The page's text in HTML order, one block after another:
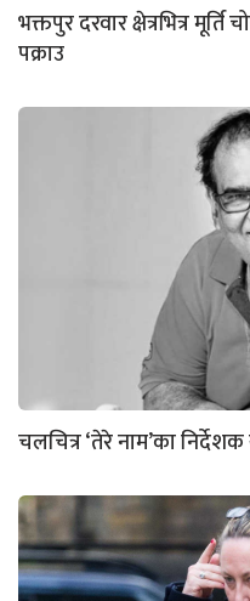
भक्तपुर दरवार क्षेत्रभित्र
पक्राउ
चलचित्र ‘तेरे नाम’का